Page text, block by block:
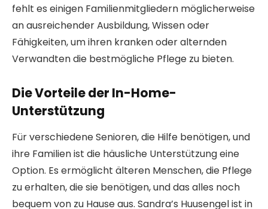
fehlt es einigen Familienmitgliedern möglicherweise
an ausreichender Ausbildung, Wissen oder
Fähigkeiten, um ihren kranken oder alternden
Verwandten die bestmögliche Pflege zu bieten.
Die Vorteile der In-Home-
Unterstützung
Für verschiedene Senioren, die Hilfe benötigen, und
ihre Familien ist die häusliche Unterstützung eine
Option. Es ermöglicht älteren Menschen, die Pflege
zu erhalten, die sie benötigen, und das alles noch
bequem von zu Hause aus. Sandra’s Huusengel ist in